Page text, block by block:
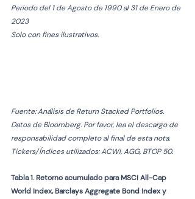
Periodo del 1 de Agosto de 1990 al 31 de Enero de
2023
Solo con fines ilustrativos.
Fuente: Análisis de Return Stacked Portfolios.
Datos de Bloomberg. Por favor, lea el descargo de
responsabilidad completo al final de esta nota.
Tickers/Índices utilizados: ACWI, AGG, BTOP 50.
Tabla 1. Retorno acumulado para MSCI All-Cap
World Index, Barclays Aggregate Bond Index y